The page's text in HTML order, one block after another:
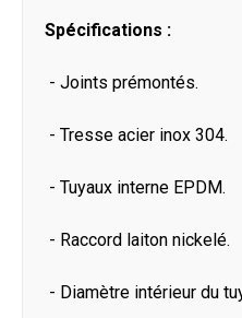
Spécifications :
- Joints prémontés.
- Tresse acier inox 304.
- Tuyaux interne EPDM.
- Raccord laiton nickelé.
- Diamètre intérieur du